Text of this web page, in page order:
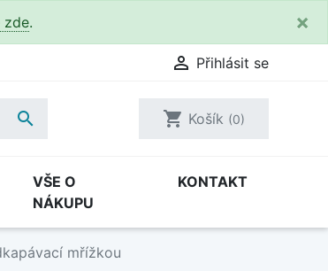
zde. ×
 Přihlásit se
 shopping_cart Košík (0)
VŠE O
NÁKUPU
KONTAKT
mřížkou